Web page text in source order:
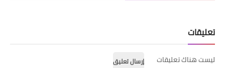
تعليقات
ليست هناك تعليقات
إرسال تعليق